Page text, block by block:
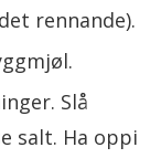
rennande).
Slå
salt. Ha oppi